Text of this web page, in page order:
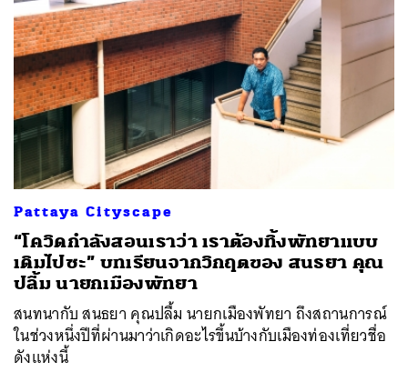
Pattaya Cityscape
“โควิดกำลังสอนเราว่า เราต้องทิ้งพัทยาแบบ
เดิมไปซะ” บทเรียนจากวิกฤตของ สนธยา คุณ
ปลื้ม นายกเมืองพัทยา
สนทนากับ สนธยา คุณปลื้ม นายกเมืองพัทยา ถึงสถานการณ์
ในช่วงหนึ่งปีที่ผ่านมาว่าเกิดอะไรขึ้นบ้างกับเมืองท่องเที่ยวชื่อ
ดังแห่งนี้
SHARE TWEET LINE EMAIL